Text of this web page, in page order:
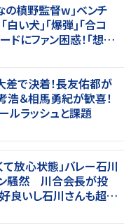
の槙野監督w｣ベンチ
白い犬｣｢爆弾｣｢合コ
ドにファン困惑！｢想像
で決着！長友佑都が
浩＆相馬勇紀が歓喜！
ルラッシュと課題
て放心状態」バレー石川
騒然 川合会長が投
良いし石川さんも超格